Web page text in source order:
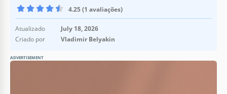
4.25 (1 avaliações)
Atualizado
July 18, 2026
Criado por
Vladimir Belyakin
ADVERTISEMENT